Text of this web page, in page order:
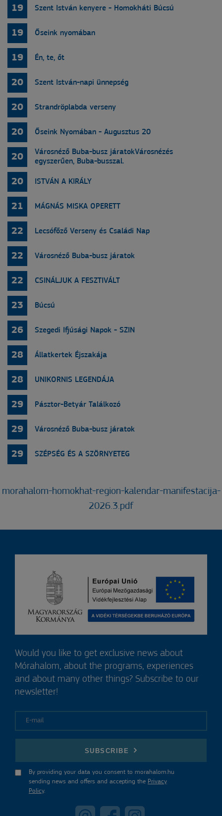
19 Szent István kenyere - Homokháti Búcsú
19 Őseink nyomában
19 Én, te, őt
20 Szent István-napi ünnepség
20 Strandröplabda verseny
20 Őseink Nyomában - Augusztus 20
20
Városnéző Buba-busz járatokVárosnézés
egyszerűen, Buba-busszal.
20 ISTVÁN A KIRÁLY
21 MÁGNÁS MISKA OPERETT
22 Lecsófőző Verseny és Családi Nap
22 Városnéző Buba-busz járatok
22 CSINÁLJUK A FESZTIVÁLT
23 Búcsú
26 Szegedi Ifjúsági Napok - SZIN
28 Állatkertek Éjszakája
28 UNIKORNIS LEGENDÁJA
29 Pásztor-Betyár Találkozó
29 Városnéző Buba-busz járatok
29 SZÉPSÉG ÉS A SZÖRNYETEG
morahalom-homokhat-region-kalendar-manifestacija-
2026.3.pdf
Would you like to get exclusive news about
Mórahalom, about the programs, experiences
and about many other things? Subscribe to our
newsletter!
SUBSCRIBE
By providing your data you consent to morahalom.hu
sending news and offers and accepting the Privacy
Policy.